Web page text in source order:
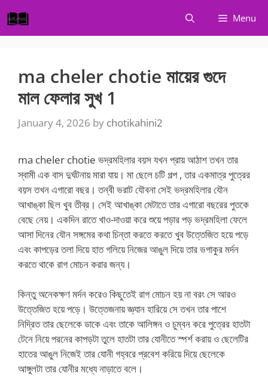
to
content
Menu
ma cheler chotie মায়ের গুদে
মাল ফেলার সুখ 1
January 4, 2026 by chotikahini2
ma cheler chotie ভদ্রমহিলার বয়স যখন প্রায় আঠাশ তখন তার
স্বামী এক বাস দুর্ঘটনায় মারা যায়। মা ছেলে চটি গল্প , তার একমাত্র পুত্রের
বয়স তখন এগারো বছর। তন্বী ভরাট যৌবনা সেই ভদ্রমহিলার যৌন
আখাঙ্কা ছিল খুব তীব্র। সেই আখাঙ্কা মেটাতে তার এগারো বছরের পুতকে
বেছে নেয়। একদিন রাতে খাও-দাওয়া করে শুয়ে পড়ার পড় ভদ্রমহিলা ফেলে
আসা দিনের যৌন সঙ্গমের কথা চিন্তা করতে করতে খুব উত্তেজিত হয়ে পড়ে
এবং কাপড়ের তলা দিয়ে হাত গলিয়ে নিজের আঙুল দিয়ে তার ভগাকুর মর্দন
করতে থাকে রাগ মোচন করার জন্য।
কিন্তু অনেকক্ষণ মর্দন করেও কিছুতেই রাগ মোচন হয় না বরং সে আরও
উত্তেজিত হয়ে পড়ে। উত্তেজনায় জ্ঞ্যান হারিয়ে সে তখন তার পাশে
নিদ্রিত তার ছেলেকে ডাকে এবং তাকে আলিঙ্গন ও চুম্বন করে পুত্রের হাতটা
টেনে নিয়ে পরনের কাপড়টা তুলে হাতটা তার যোনীতে স্পর্শ করায় ও ছেলেটির
হাতের আঙুল নিজেই তার যোনী গহ্বরে প্রবেশ করিয়ে দিয়ে ছেলেকে
আঙ্গুলটা তার যোনীর মধ্যে নাড়াতে বলে।